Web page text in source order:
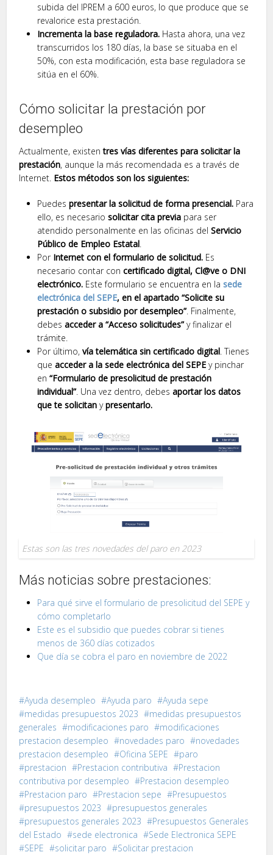
subida del IPREM a 600 euros, lo que produce que se
revalorice esta prestación.
Incrementa la base reguladora. Hasta ahora, una vez
transcurridos los 180 días, la base se situaba en el
50%, con esta modificación, esta base reguladora se
sitúa en el 60%.
Cómo solicitar la prestación por
desempleo
Actualmente, existentres vías diferentes para solicitar la
prestación, aunque la más recomendada es a través de
Internet. Estos métodos son los siguientes:
Puedespresentar la solicitud de forma presencial. Para
ello, es necesariosolicitar cita previa para ser
atendido personalmente en las oficinas delServicio
Público de Empleo Estatal
Por Internet con el formulario de solicitud. Es
necesario contar concertificado digital, Cl@ve o DNI
electrónico. Este formulario se encuentra en lasede
electrónica del SEPE, en el apartado “Solicite su
prestación o subsidio por desempleo”. Finalmente,
debesacceder a “Acceso solicitudes”y finalizar el
trámite.
Por último,vía telemática sin certificado digital . Tienes
queacceder a la sede electrónica del SEPE y pinchar
en “Formulario de presolicitud de prestación
individual”. Una vez dentro, debesaportar los datos
que te solicitan ypresentarlo.
Estas son las tres novedades del paro en 2023
Más noticias sobre prestaciones:
Para qué sirve el formulario de presolicitud del SEPE y
cómo completarlo
Este es el subsidio que puedes cobrar si tienes
menos de 360 días cotizados
Que día se cobra el paro en noviembre de 2022
Ayuda desempleo Ayuda paro
Ayuda sepe
medidas presupuestos 2023
medidas presupuestos
generales
modificaciones paro
modificaciones
prestacion desempleo
novedades paro
novedades
prestacion desempleo
Oficina SEPE
paro
prestacion
Prestacion contributiva
Prestacion
contributiva por desempleo
Prestacion desempleo
Prestacion paro
Prestacion sepe
Presupuestos
presupuestos 2023
presupuestos generales
presupuestos generales 2023
Presupuestos Generales
del Estado
sede electronica
Sede Electronica SEPE
SEPE
solicitar paro Solicitar prestacion